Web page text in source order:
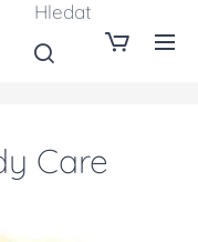
Hledat
Care